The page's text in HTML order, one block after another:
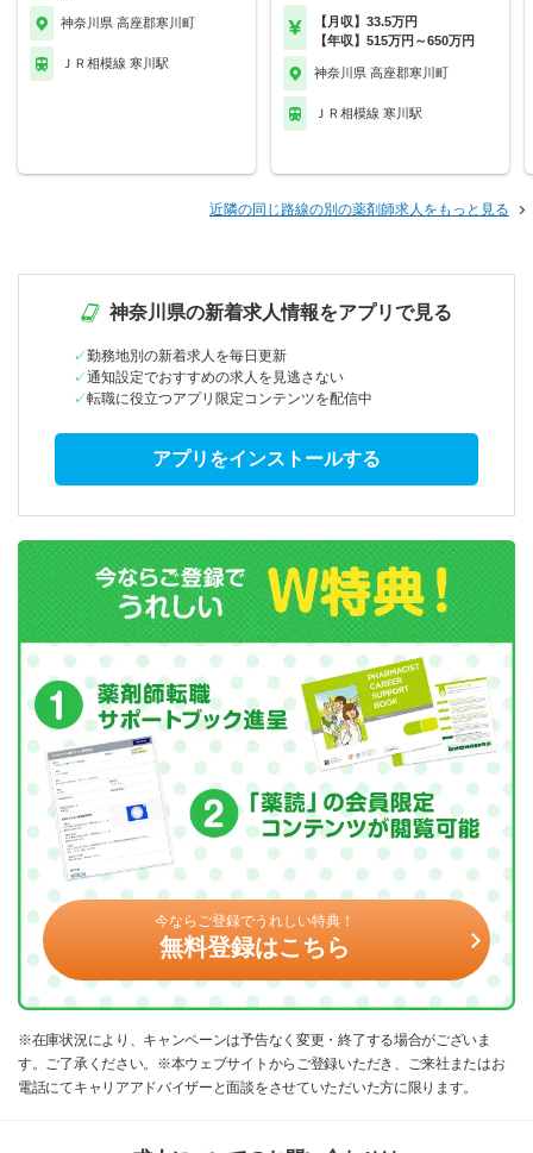
神奈川県 高座郡寒川町
ＪＲ相模線 寒川駅
【月収】33.5万円
【年収】515万円～650万円
神奈川県 高座郡寒川町
ＪＲ相模線 寒川駅
近隣の同じ路線の別の薬剤師求人をもっと見る
神奈川県の新着求人情報をアプリで見る
勤務地別の新着求人を毎日更新
通知設定でおすすめの求人を見逃さない
転職に役立つアプリ限定コンテンツを配信中
アプリをインストールする
今ならご登録でうれしい特典！
無料登録はこちら
※在庫状況により、キャンペーンは予告なく変更・終了する場合がございま
す。ご了承ください。※本ウェブサイトからご登録いただき、ご来社またはお
電話にてキャリアアドバイザーと面談をさせていただいた方に限ります。